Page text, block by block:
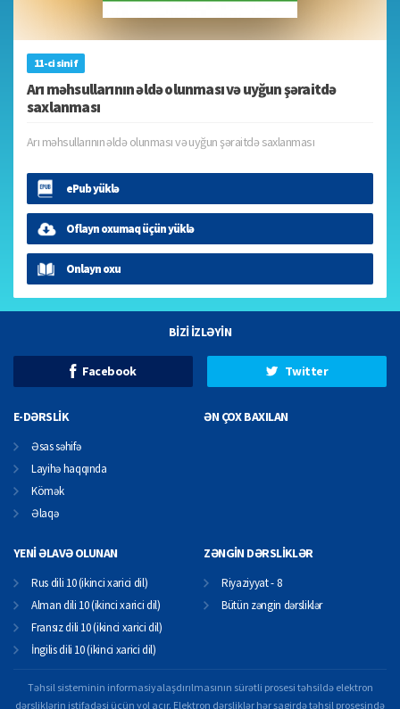
11-ci sinif
Arı məhsullarının əldə olunması və uyğun şəraitdə
saxlanması
Arı məhsullarının əldə olunması və uyğun şəraitdə saxlanması
ePub yüklə
Oflayn oxumaq üçün yüklə
Onlayn oxu
BİZİ İZLƏYİN
Facebook Twitter
E-DƏRSLİK
Əsas səhifə
Layihə haqqında
Kömək
Əlaqə
ƏN ÇOX BAXILAN
YENİ ƏLAVƏ OLUNAN
Rus dili 10 (ikinci xarici dil)
Alman dili 10 (ikinci xarici dil)
Fransız dili 10 (ikinci xarici dil)
İngilis dili 10 (ikinci xarici dil)
ZƏNGİN DƏRSLİKLƏR
Riyaziyyat - 8
Bütün zəngin dərsliklər
Təhsil sisteminin informasiyalaşdırılmasının sürətli prosesi təhsildə elektron
dərsliklərin istifadəsi üçün yol açır. Elektron dərsliklər hər şagirdə təhsil prosesində